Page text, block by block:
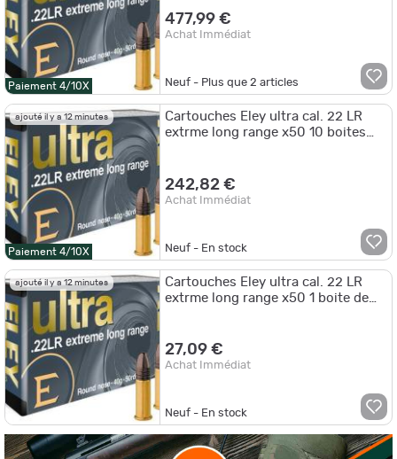
Paiement 4/10X
477,99 €
Achat Immédiat
Neuf - Plus que2 articles
ajouté il y a 12 minutes
Paiement 4/10X
Cartouches Eley ultra cal. 22 LR
extrme long range x50 10 boites
242,82 €
Achat Immédiat
Neuf - En stock
ajouté il y a 12 minutes
Cartouches Eley ultra cal. 22 LR
extrme long range x50 1 boite de
27,09 €
Achat Immédiat
Neuf - En stock